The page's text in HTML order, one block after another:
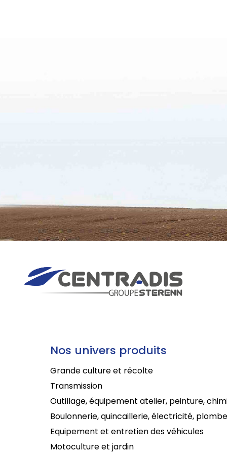
Nos univers produits
Grande culture et récolte
Transmission
Outillage, équipement atelier, peinture,
Boulonnerie, quincaillerie, électricité,
Equipement et entretien des véhicules
Motoculture et jardin